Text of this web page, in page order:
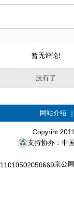
暂无评论!
没有了
网站介绍
Copyriht
支持协办：中
京公